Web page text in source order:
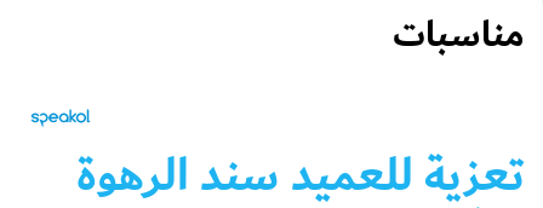
مناسبات
تعزية للعميد سند الرهوة